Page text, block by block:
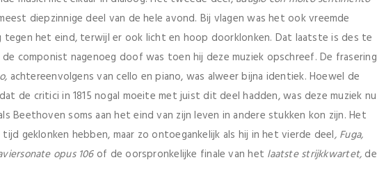
diepzinnige deel van de hele avond. Bij vlagen was het ook vreemde
tegen het eind, terwijl er ook licht en hoop doorklonken. Dat laatste is des te
componist nagenoeg doof was toen hij deze muziek opschreef. De frasering
achtereenvolgens van cello en piano, was alweer bijna identiek. Hoewel de
de critici in 1815 nogal moeite met juist dit deel hadden, was deze muziek nu
Beethoven soms aan het eind van zijn leven in andere stukken kon zijn. Het
geklonken hebben, maar zo ontoegankelijk als hij in het vierde deel, Fuga,
opus 106 of de oorspronkelijke finale van het laatste strijkkwartet, de